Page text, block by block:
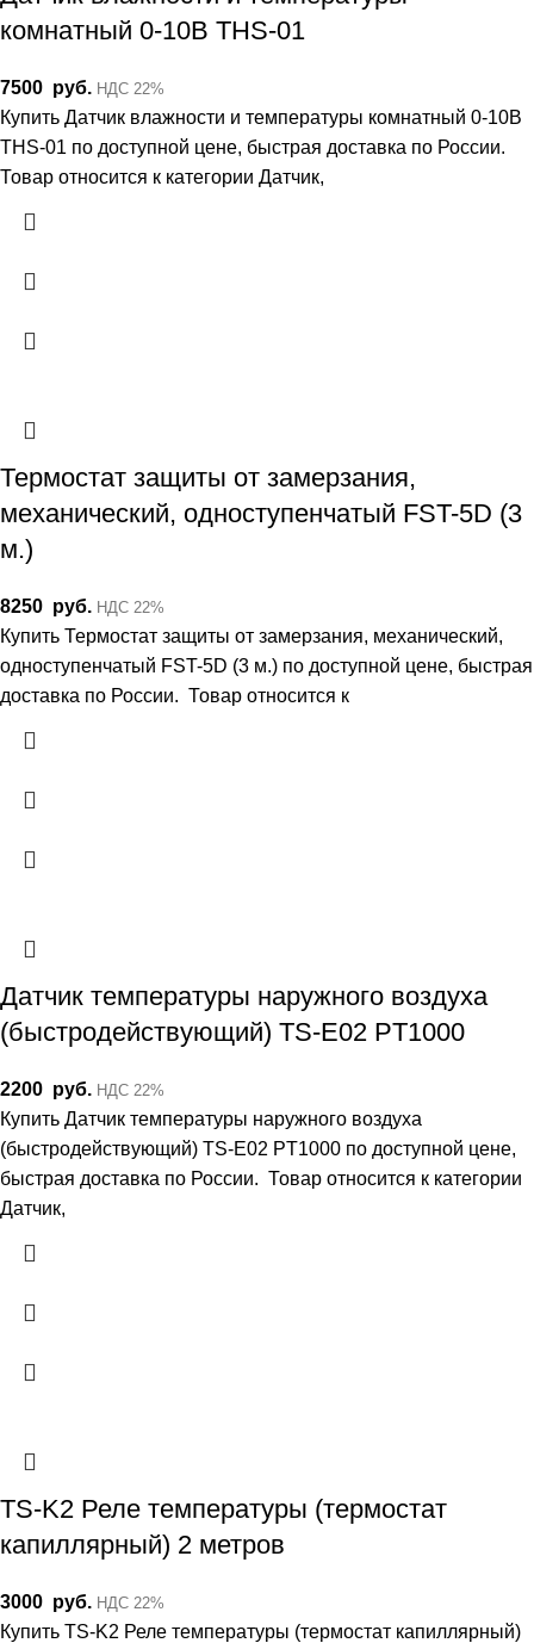
комнатный 0-10В THS-01
7500 руб. НДС 22%
Купить Датчик влажности и температуры комнатный 0-10В
THS-01 по доступной цене, быстрая доставка по России.
Товар относится к категории Датчик,
Термостат защиты от замерзания,
механический, одноступенчатый FST-5D (3
м.)
8250 руб. НДС 22%
Купить Термостат защиты от замерзания, механический,
одноступенчатый FST-5D (3 м.) по доступной цене, быстрая
доставка по России. Товар относится к
Датчик температуры наружного воздуха
(быстродействующий) TS-E02 PT1000
2200 руб. НДС 22%
Купить Датчик температуры наружного воздуха
(быстродействующий) TS-E02 PT1000 по доступной цене,
быстрая доставка по России. Товар относится к категории
Датчик,
TS-K2 Реле температуры (термостат
капиллярный) 2 метров
3000 руб. НДС 22%
Купить TS-K2 Реле температуры (термостат капиллярный)